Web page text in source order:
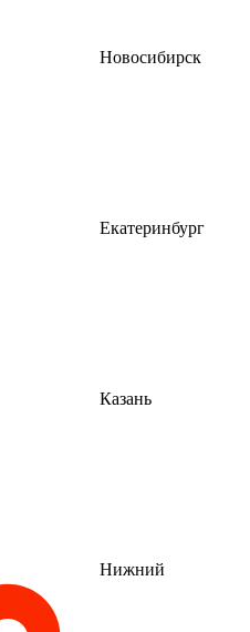
Новосибирск
Екатеринбург
Казань
Нижний